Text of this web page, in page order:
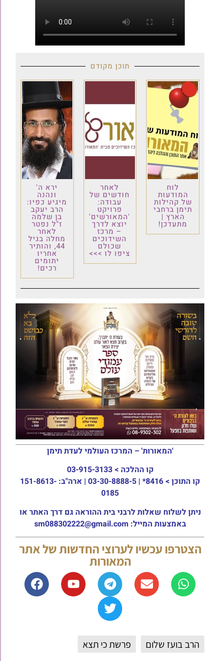
תוכן מקודם
לוח
המודעות
של קהילות
תימן ברחבי
הארץ |
מתעדכן!
לאחר
חודשים של
עבודה:
פרויקט
'המאורשים'
יוצא לדרך
– מרכז
השידוכים
שכולם
ציפו לו >>>
ירא ה'
ונהנה
מיגיע כפיו:
הרב יעקב
בן שלמה
ז"ל נפטר
לאחר
מחלה בגיל
44, והותיר
אחריו
יתומים
רכים!
'המאורות' – המרכז העולמי לעדת תימן
קו ההלכה > 03-915-3133
קו התוכן >
8416* | 03-30-8888-5 | ארה"ב: 151-8613-
0185
ניתן לשלוח שאלות לרבני בית ההוראה גם דרך האתר או
באמצעות המייל: sm088302222@gmail.com
הצטרפו עכשיו לערוצי החדשות של אתר
המאורות
הרב בועז שלום פרשת כי תצא